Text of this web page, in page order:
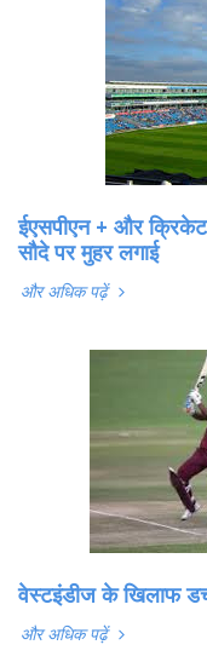
ईएसपीएन + और
सौदे पर मुहर लगाई
और अधिक पढ़ें
वेस्टइंडीज के खिलाफ
और अधिक पढ़ें